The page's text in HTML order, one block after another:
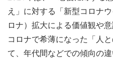
え」に対する「新型コロナ
ロナ）拡大による価値観や
コロナで希薄になった「人
て、年代間などでの傾向の